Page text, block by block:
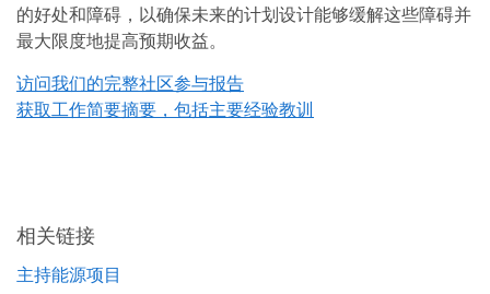
的好处和障碍，以确保未来的计划设计能够缓解这些障碍并
最大限度地提高预期收益。
访问我们的完整社区参与报告
获取工作简要摘要，包括主要经验教训
相关链接
主持能源项目